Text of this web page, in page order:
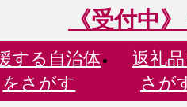
《受付中
する 自治体
をさがす
返礼
さが